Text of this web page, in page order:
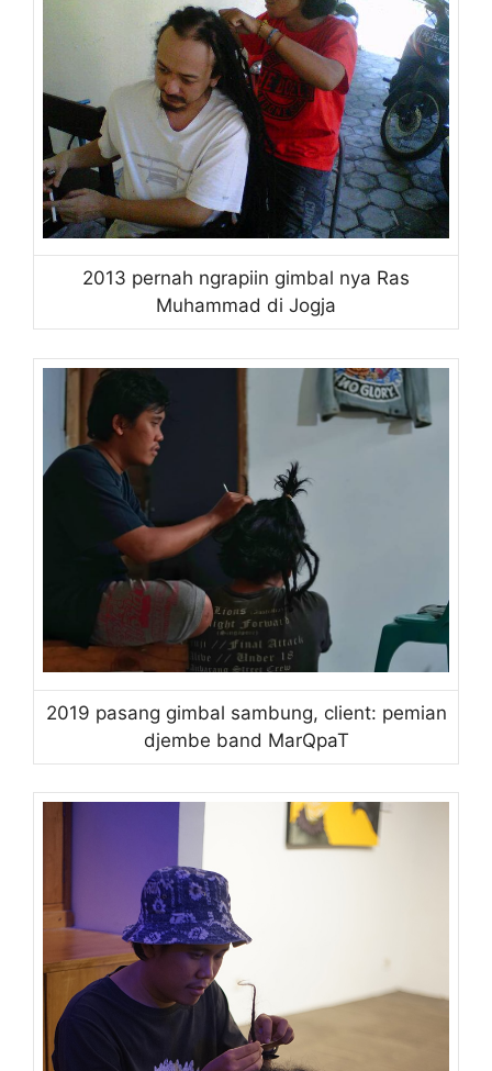
2013 pernah ngrapiin gimbal nya Ras
Muhammad di Jogja
2019 pasang gimbal sambung, client: pemian
djembe band MarQpaT